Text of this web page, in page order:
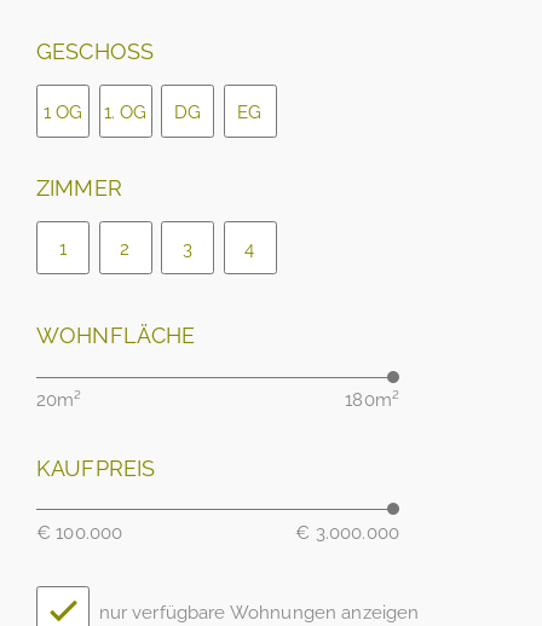
GESCHOSS
1 OG 1. OG DG EG
ZIMMER
1 2 3 4
WOHNFLÄCHE
20m² 180m²
KAUFPREIS
€ 100.000 € 3.000.000
nur verfügbare Wohnungen anzeigen